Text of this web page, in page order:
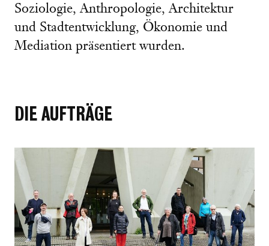
Soziologie, Anthropologie, Architektur
und Stadtentwicklung, Ökonomie und
Mediation präsentiert wurden.
DIE AUFTRÄGE